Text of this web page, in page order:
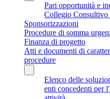
Pari opportunità e
Collegio
Sponsorizzazioni
Procedure di somma
Finanza di progetto
Atti e documenti di
procedure
Elenco delle
enti concedenti per